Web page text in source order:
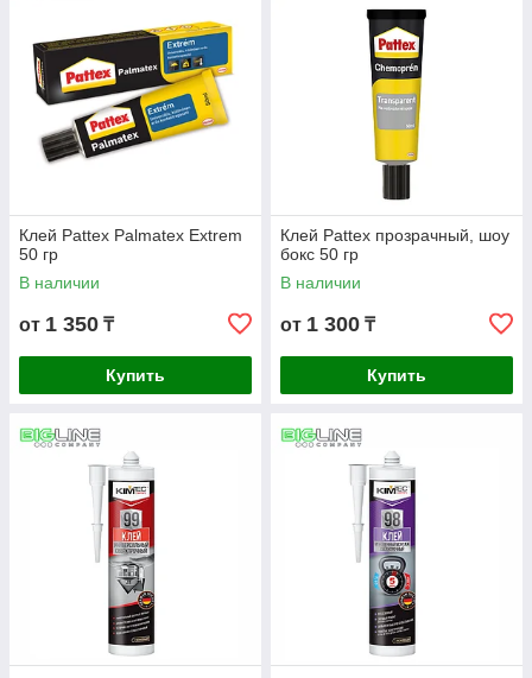
Клей Pattex Palmatex Extrem
50 гр
В наличии
от 1 350 ₸
Купить
Клей Pattex прозрачный, шоу
бокс 50 гр
В наличии
от 1 300 ₸
Купить